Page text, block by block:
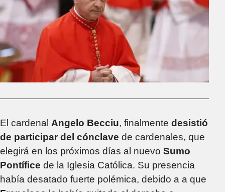
El cardenal Angelo Becciu, finalmente desistió
de participar del cónclave de cardenales, que
elegirá en los próximos días al nuevo Sumo
Pontífice de la Iglesia Católica. Su presencia
había desatado fuerte polémica, debido a a que